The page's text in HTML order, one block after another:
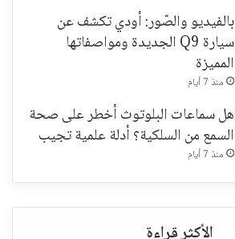
بالفيديو والصّور: أودي تكشف عن
سيارة Q9 الجديدة ومواصفاتها
المميزة
منذ 7 أيام
هل سماعات البلوتوث أخطر على صحة
السمع من السلكية؟ أدلة علمية تجيب
منذ 7 أيام